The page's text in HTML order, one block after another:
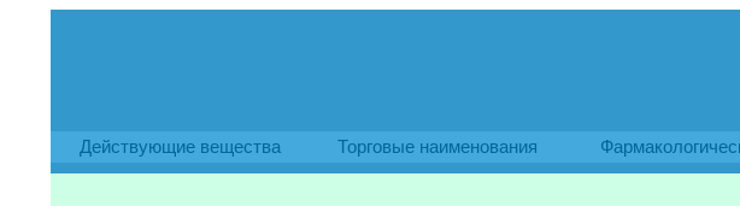
Действующие вещества Торговые наименования